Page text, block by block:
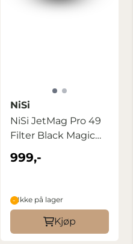
NiSi
NiSi JetMag Pro 49
Filter Black Magic
Diffusion ...
999,-
Ikke på lager
Kjøp